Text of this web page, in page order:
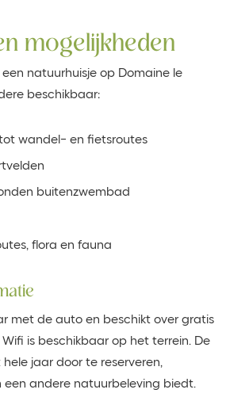
mogelijkheden
natuurhuisje op Domaine le
beschikbaar:
wandel- en fietsroutes
buitenzwembad
flora en fauna
met de auto en beschikt over gratis
is beschikbaar op het terrein. De
hele jaar door te reserveren,
een andere natuurbeleving biedt.